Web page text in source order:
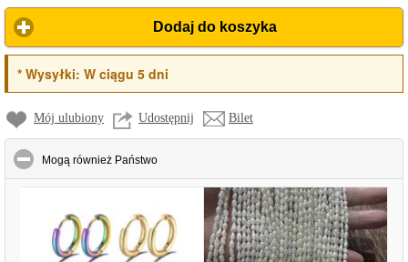
Dodaj do koszyka
*Wysyłki: W ciągu 5 dni
Mój ulubiony Udostępnij Bilet
Mogą również Państwo